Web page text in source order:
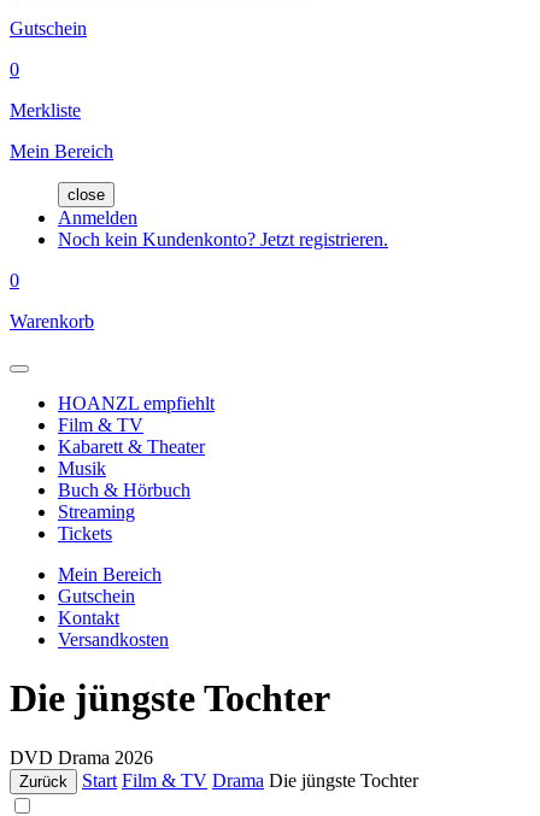
Gutschein
0
Merkliste
Mein Bereich
close
Anmelden
Noch kein Kundenkonto? Jetzt registrieren.
0
Warenkorb
HOANZL empfiehlt
Film & TV
Kabarett & Theater
Musik
Buch & Hörbuch
Streaming
Tickets
Mein Bereich
Gutschein
Kontakt
Versandkosten
Die jüngste Tochter
DVD Drama 2026
Zurück Start Film & TV Drama Die jüngste Tochter